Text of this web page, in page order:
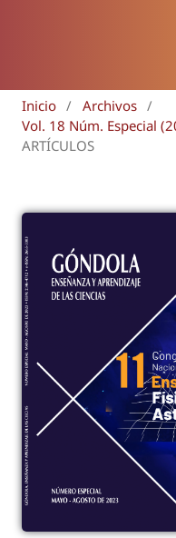
Inicio / Archivos /
Vol. 18 Núm. Especial
ARTÍCULOS